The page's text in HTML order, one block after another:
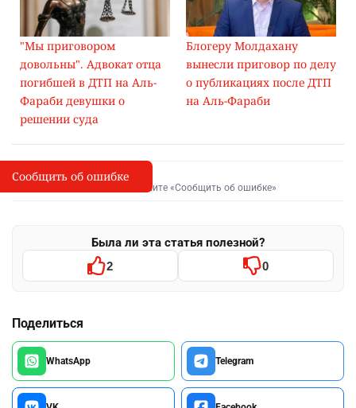
"Мы приговором
довольны". Адвокат отца
погибшей в ДТП на Аль-
Фараби девушки о
решении суда
Блогеру Молдахану
вынесли приговор по делу
о публикациях после ДТП
на Аль-Фараби
I
Сообщить об опечатке
Выделите фрагмент и нажмите «Сообщить об ошибке»
Была ли эта статья полезной?
2 0
Поделиться
WhatsApp Telegram
Сообщить об ошибке